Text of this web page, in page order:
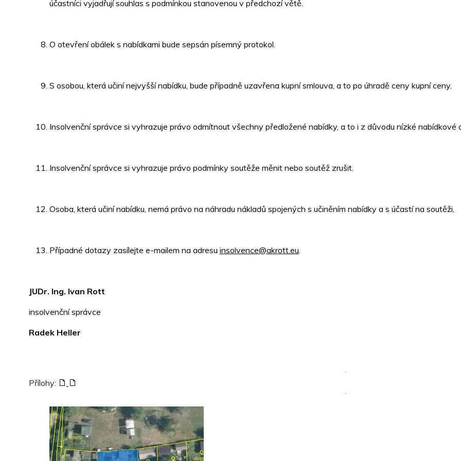
účastníci vyjadřují souhlas s podmínkou stanovenou v předchozí větě.
O otevření obálek s nabídkami bude sepsán písemný protokol.
S osobou, která učiní nejvyšší nabídku, bude případně uzavřena kupní smlouva, a to po úhradě ceny kupní ceny.
Insolvenční správce si vyhrazuje právo odmítnout všechny předložené nabídky, a to i z důvodu nízké nabídkové
Insolvenční správce si vyhrazuje právo podmínky soutěže měnit nebo soutěž zrušit.
Osoba, která učiní nabídku, nemá právo na náhradu nákladů spojených s učiněním nabídky a s účastí na soutěži.
Případné dotazy zasílejte e-mailem na adresu insolvence@akrott.eu
JUDr. Ing. Ivan Rott
insolvenční správce
Radek Heller
Přílohy: